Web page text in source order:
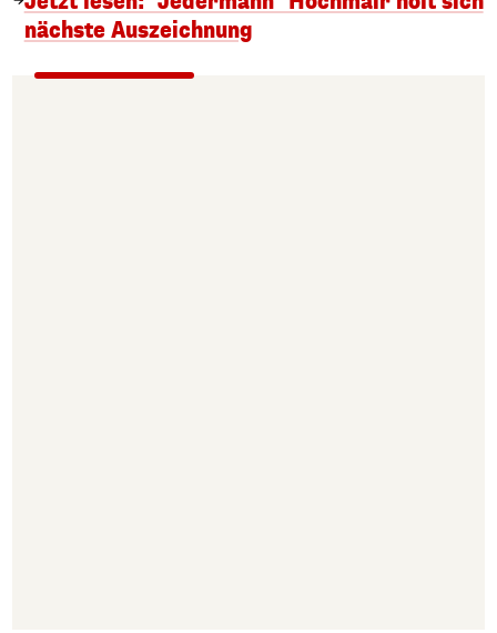
nächste Auszeichnung